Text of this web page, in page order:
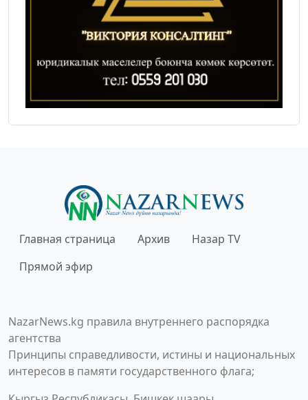
Главная страница Архив
Назар TV
Прямой эфир
NazarNews.kg правила внутреннего распорядка
агентства
Принципы справедливости, истины и национальных
интересов в памяти государственного флага;